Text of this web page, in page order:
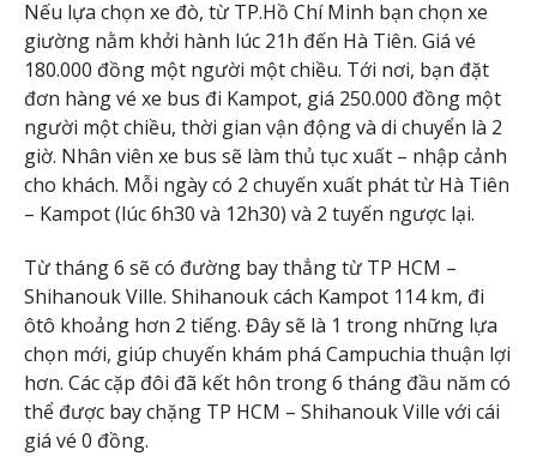
Nếu lựa chọn xe đò, từ TP.Hồ Chí Minh bạn chọn xe
giường nằm khởi hành lúc 21h đến Hà Tiên. Giá vé
180.000 đồng một người một chiều. Tới nơi, bạn đặt
đơn hàng vé xe bus đi Kampot, giá 250.000 đồng một
người một chiều, thời gian vận động và di chuyển là 2
giờ. Nhân viên xe bus sẽ làm thủ tục xuất – nhập cảnh
cho khách. Mỗi ngày có 2 chuyến xuất phát từ Hà Tiên
– Kampot (lúc 6h30 và 12h30) và 2 tuyến ngược lại.
Từ tháng 6 sẽ có đường bay thẳng từ TP HCM –
Shihanouk Ville. Shihanouk cách Kampot 114 km, đi
ôtô khoảng hơn 2 tiếng. Đây sẽ là 1 trong những lựa
chọn mới, giúp chuyến khám phá Campuchia thuận lợi
hơn. Các cặp đôi đã kết hôn trong 6 tháng đầu năm có
thể được bay chặng TP HCM – Shihanouk Ville với cái
giá vé 0 đồng.